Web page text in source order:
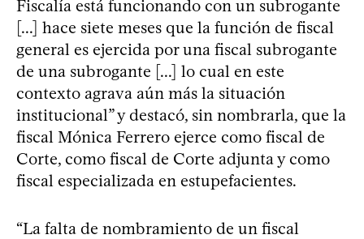
Fiscalía está funcionando con un subrogante
[...] hace siete meses que la función de fiscal
general es ejercida por una fiscal subrogante
de una subrogante [...] lo cual en este
contexto agrava aún más la situación
institucional” y destacó, sin nombrarla, que la
fiscal Mónica Ferrero ejerce como fiscal de
Corte, como fiscal de Corte adjunta y como
fiscal especializada en estupefacientes.
“La falta de nombramiento de un fiscal